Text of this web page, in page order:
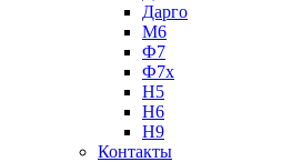
Дарго
М6
Ф7
Ф7х
Н5
Н6
Н9
Контакты